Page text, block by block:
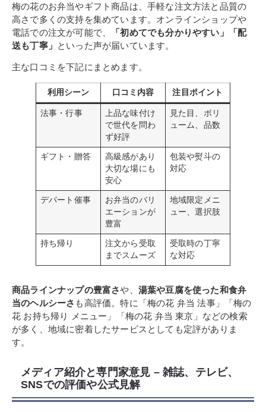
梅の花のお弁当やギフト商品は、手軽な注文方法と品質の
高さで多くの支持を集めています。オンラインショップや
電話での注文が可能で、
「初めてでも分かりやすい」「配
送も丁寧」 といった声が届いています。
主な口コミを下記にまとめます。
利用シーン 口コミ内容 注目ポイント
法事・行事
上品な味付け
で世代を問わ
ず好評
見た目、ボリ
ューム、品数
ギフト・贈答
高級感があり
大切な場にも
安心
包装や熨斗の
対応
デパート催事
お弁当のバリ
エーションが
豊富
地域限定メニ
ュー、選択肢
持ち帰り
注文から受取
までスムーズ
受取時の丁寧
な対応
商品ラインナップの豊富さや、 湯葉や豆腐を使った和食弁
当のヘルシーさ も高評価。特に「梅の花 弁当 法事」「梅の
花 お持ち帰り メニュー」「梅の花 弁当 東京」などの検索
が多く、地域に密着したサービスとしても定評がありま
す。
メディア紹介と専門家意見 – 雑誌、テレビ、
SNSでの評価や公式見解